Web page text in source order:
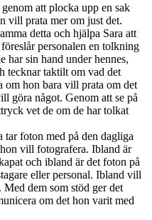
att plocka upp en sak
vill prata mer om just det.
detta och hjälpa Sara att
personalen en tolkning
har sin hand under hennes,
tecknar taktilt om vad det
om hon bara vill prata om det
göra något. Genom att se på
vet de om de har tolkat
tar foton med på den dagliga
vill fotografera. Ibland är
och ibland är det foton på
eller personal. Ibland vill
Med dem som stöd ger det
om det hon varit med